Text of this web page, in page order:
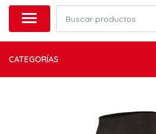
CATEGORÍAS